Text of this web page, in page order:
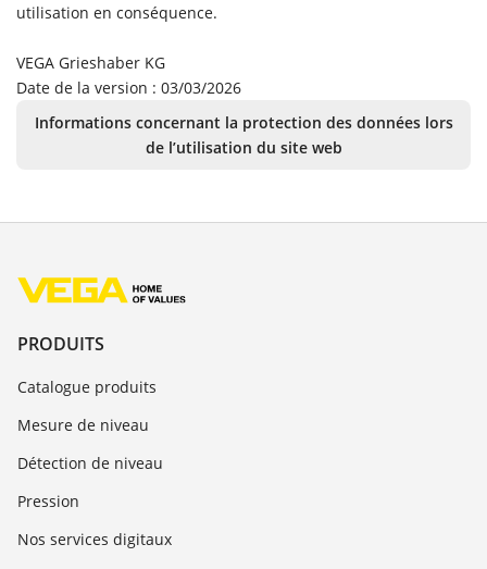
utilisation en conséquence.
VEGA Grieshaber KG
Date de la version : 03/03/2026
Informations concernant la protection des données lors
de l’utilisation du site web
PRODUITS
Catalogue produits
Mesure de niveau
Détection de niveau
Pression
Nos services digitaux